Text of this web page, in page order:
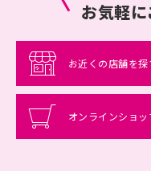
お気軽に
お近くの店舗を探
オンラインショ